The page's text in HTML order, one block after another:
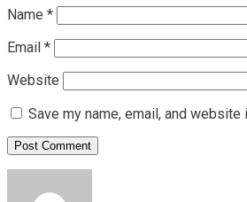
Name *
Email *
Website
Save my name, email, and